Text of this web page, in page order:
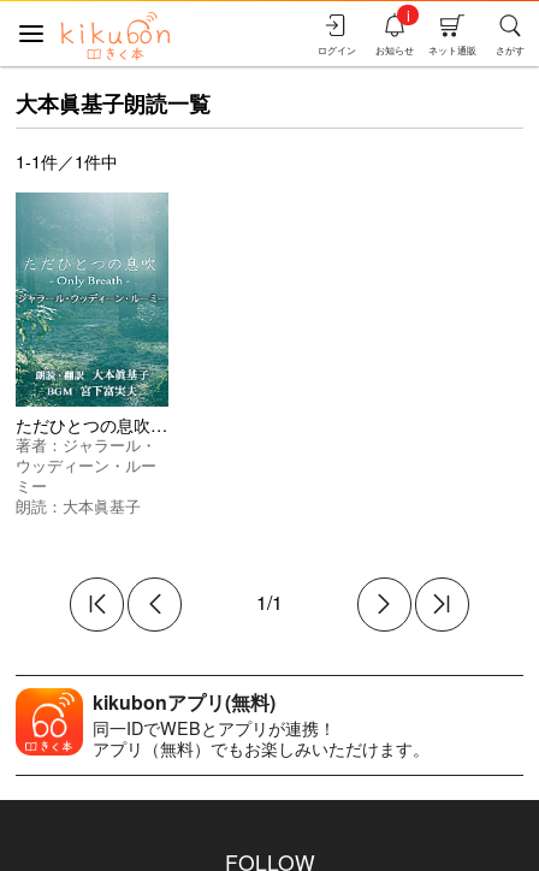
さがす
ネット通販
お知らせ
i
ログイン
大本眞基子朗読一覧
1-1件／1件中
ただひとつの息吹 -Only Breath-
著者： ジャラール・
ウッディーン・ルー
ミー
朗読： 大本眞基子
1/1
kikubonアプリ(無料)
同一IDでWEBとアプリが連携！
アプリ（無料）でもお楽しみいただけます。
FOLLOW